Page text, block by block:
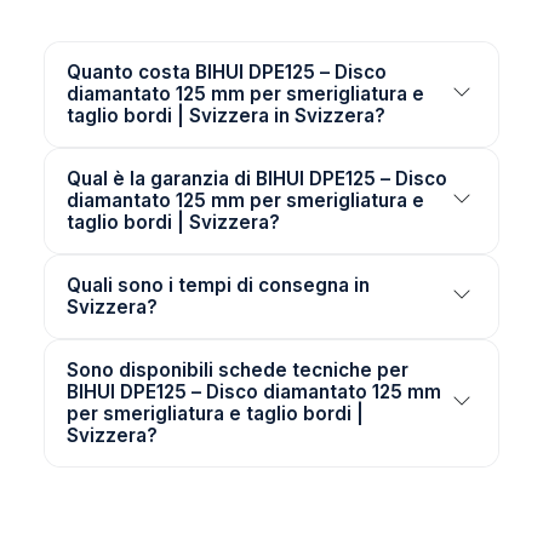
Quanto costa BIHUI DPE125 – Disco
diamantato 125 mm per smerigliatura e
taglio bordi | Svizzera in Svizzera?
Qual è la garanzia di BIHUI DPE125 – Disco
diamantato 125 mm per smerigliatura e
taglio bordi | Svizzera?
Quali sono i tempi di consegna in
Svizzera?
Sono disponibili schede tecniche per
BIHUI DPE125 – Disco diamantato 125 mm
per smerigliatura e taglio bordi |
Svizzera?